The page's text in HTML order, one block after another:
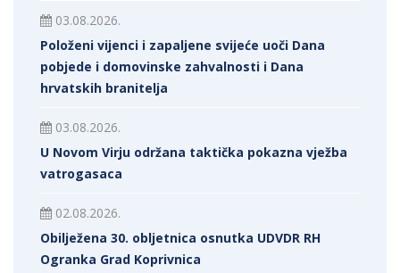
03.08.2026.
Položeni vijenci i zapaljene svijeće uoči Dana
pobjede i domovinske zahvalnosti i Dana
hrvatskih branitelja
03.08.2026.
U Novom Virju održana taktička pokazna vježba
vatrogasaca
02.08.2026.
Obilježena 30. obljetnica osnutka UDVDR RH
Ogranka Grad Koprivnica